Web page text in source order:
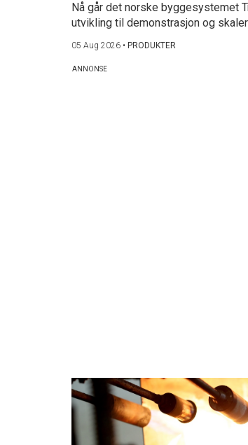
Nå går det norske byggesystemet
utvikling til demonstrasjon og
05 Aug 2026 • PRODUKTER